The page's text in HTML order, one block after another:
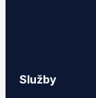
Služby